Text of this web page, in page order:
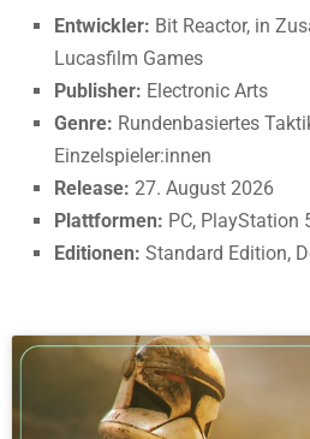
Entwickler: Bit Reactor, in
Lucasfilm Games
Publisher: Electronic Arts
Genre: Rundenbasiertes
Einzelspieler:innen
Release: 27. August 2026
Plattformen: PC, PlayStation
Editionen: Standard Edition,